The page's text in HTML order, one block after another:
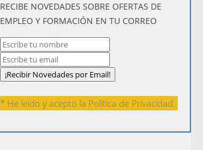
​RECIBE NOVEDADES SOBRE OFERTAS DE
EMPLEO Y FORMACIÓN EN TU CORREO
* He leído y acepto la Política de Privacidad